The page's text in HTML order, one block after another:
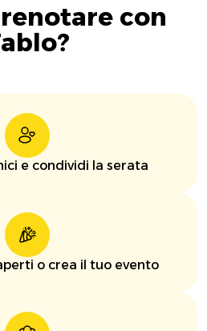
con
e condividi la serata
o crea il tuo evento